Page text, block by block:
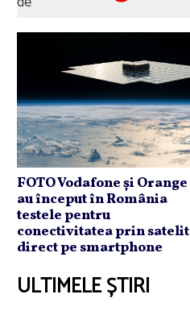
FOTO Vodafone și Orange
au început în România
testele pentru
conectivitatea prin satelit
direct pe smartphone
ULTIMELE ȘTIRI